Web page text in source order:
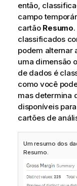
então,
campo
cartão Resumo
classificados
podem alternar
uma dimensão
de dados é
como você
mas determina
disponíveis
cartões de
Um resumo dos
Resumo.